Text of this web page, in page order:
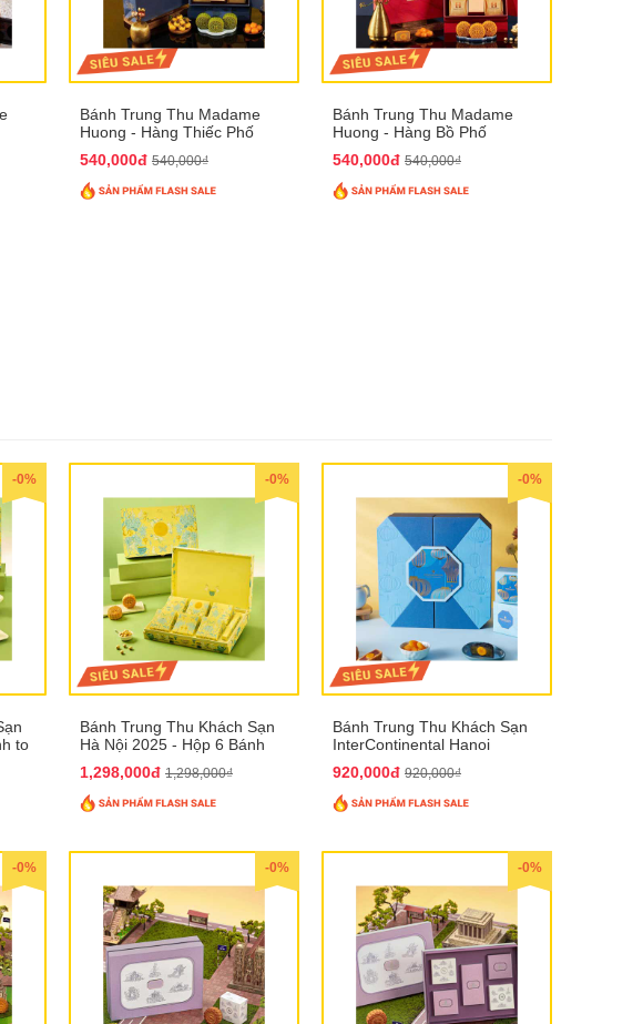
Bánh Trung Thu Madame
Huong - Hàng Thiếc Phố
540,000đ 540,000₫
Bánh Trung Thu Madame
Huong - Hàng Bồ Phố
540,000đ 540,000₫
-0%
to
-0%
Bánh Trung Thu Khách Sạn
Hà Nội 2025 - Hộp 6 Bánh
1,298,000đ 1,298,000₫
-0%
Bánh Trung Thu Khách Sạn
InterContinental Hanoi
920,000đ 920,000₫
-0% -0% -0%